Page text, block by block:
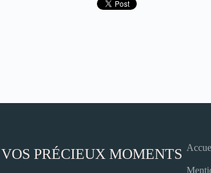
PRÉCIEUX MOMENTS